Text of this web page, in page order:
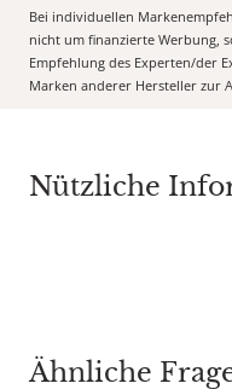
Bei individuellen
nicht um finanzierte Werbung,
Empfehlung des Experten/der
Marken anderer Hersteller zur
Nützliche
Ähnliche